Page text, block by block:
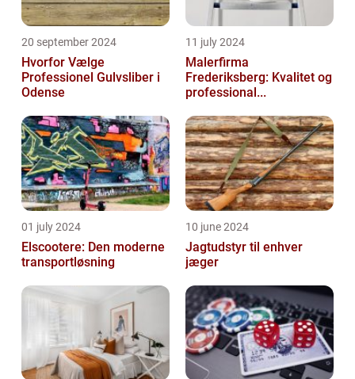
20 september 2024
Hvorfor Vælge
Professionel Gulvsliber i
Odense
11 july 2024
Malerfirma
Frederiksberg: Kvalitet og
professional...
01 july 2024
Elscootere: Den moderne
transportløsning
10 june 2024
Jagtudstyr til enhver
jæger